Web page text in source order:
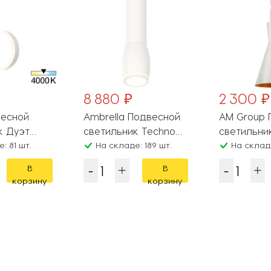
Дуэт
81 шт.
В
корзину
8 880 ₽
Ambrella Подвесной
светильник Techno
Spot XP1122002
На складе: 189 шт.
В
корзину
2 300 ₽
AM Group
AM132 WH
На